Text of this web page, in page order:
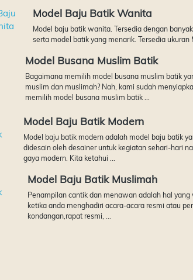
Model Baju Batik Wanita
Model baju batik wanita. Tersedia dengan
serta model batik yang menarik. Tersedia ukuran
Model Busana Muslim Batik
Bagaimana memilih model busana muslim batik
muslim dan muslimah? Nah, kami sudah
memilih model busana muslim batik ...
Model Baju Batik Modern
Model baju batik modern adalah model baju batik
didesain oleh desainer untuk kegiatan sehari-hari
gaya modern. Kita ketahui ...
Model Baju Batik Muslimah
Penampilan cantik dan menawan adalah hal
ketika anda menghadiri acara-acara resmi atau
kondangan,rapat resmi, ...